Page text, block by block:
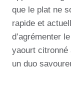
que le plat ne
rapide et
d’agrémenter
yaourt citronné
un duo